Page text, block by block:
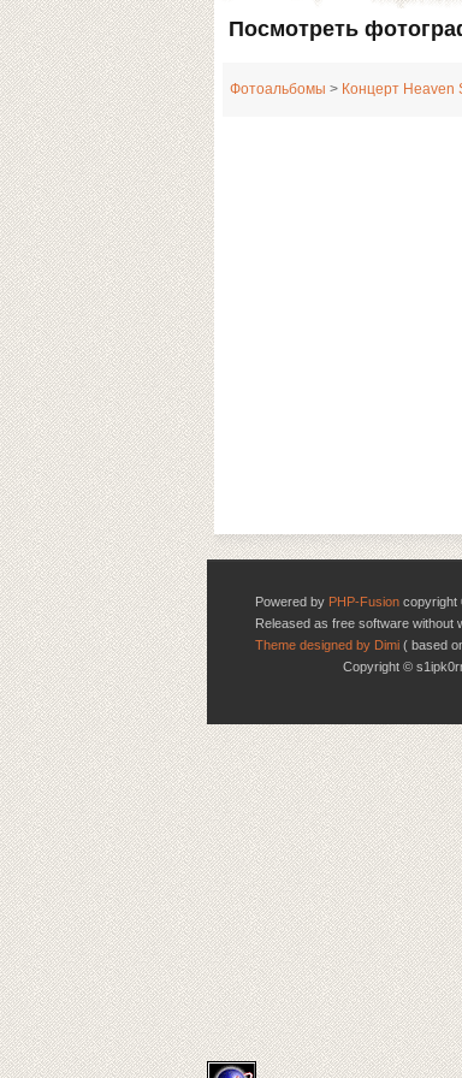
Посмотреть
Фотоальбомы > Концерт Heaven
Powered by PHP-Fusion copyright
Released as free software without
Theme designed by Dimi ( based
Copyright ©